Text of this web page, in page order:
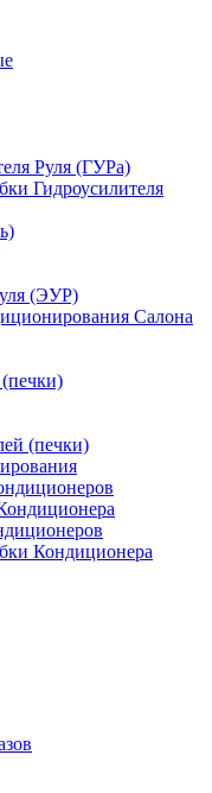
Руля (ГУРа)
Гидроусилителя
(ЭУР)
Салона
(печки)
Кондиционера